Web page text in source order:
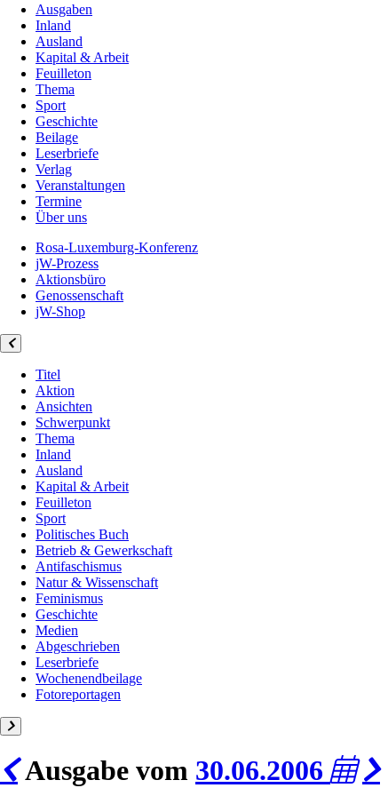
Ausgaben
Inland
Ausland
Kapital & Arbeit
Feuilleton
Thema
Sport
Geschichte
Beilage
Leserbriefe
Verlag
Veranstaltungen
Termine
Über uns
Rosa-Luxemburg-Konferenz
jW-Prozess
Aktionsbüro
Genossenschaft
jW-Shop
Titel
Aktion
Ansichten
Schwerpunkt
Thema
Inland
Ausland
Kapital & Arbeit
Feuilleton
Sport
Politisches Buch
Betrieb & Gewerkschaft
Antifaschismus
Natur & Wissenschaft
Feminismus
Geschichte
Medien
Abgeschrieben
Leserbriefe
Wochenendbeilage
Fotoreportagen
Ausgabe vom 30.06.2006